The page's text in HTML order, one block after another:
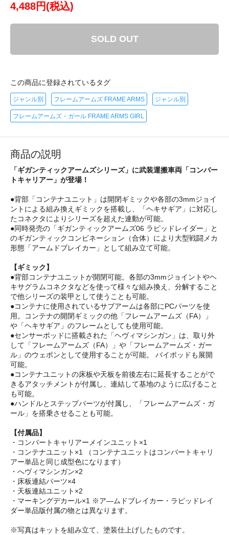
4,488円(税込)
SOLD OUT
この商品に登録されているタグ
ジャンル別 フレームアームズ FRAME ARMS ジャンル別
フレームアームズ・ガール FRAME ARMS GIRL
商品の説明
「ギガンティックアームズシリーズ」に武装運搬車両「コンバー
トキャリアー」が登場！
●背部「コンテナユニット」は開閉ギミックや各部の3mmジョイ
ントによる組み換えギミックを搭載し、「ヘキサギア」に対応し
たコネクタによりシリーズを超えた連動が可能。
●同時発売の「ギガンティックアームズ06 ラピッドレイダー」と
のギガンティックコンビネーション（合体）により大型戦闘メカ
形態「アームドブレイカー」として組み立て可能。
【ギミック】
●背部コンテナユニットが開閉可能。各部の3mmジョイントやヘ
キサグラムコネクタなどを使って様々な組み換え、分解すること
で他シリーズの装甲として使うことも可能。
●コンテナに使用されているサブアームは各部にPCパーツを使
用。コンテナの開閉ギミックの他「フレームアームズ（FA）」
や「ヘキサギア」のフレームとしても使用可能。
●センサーポッドに搭載された「ヘヴィマシンガン」は、取り外
して「フレームアームズ（FA）」や「フレームアームズ・ガー
ル」のウェポンとして使用することが可能。 バイポッドも展開
可能。
●コンテナユニットの床板や天板を前後左右に延長することがで
きるアタッチメントが付属し、連結して基地のように広げること
も可能。
●ハンドルとステップパーツが付属し、「フレームアームズ・ガ
ール」を搭乗させることも可能。
【付属品】
・コンバートキャリアーメインユニット×1
・コンテナユニット×1 （コンテナユニットはコンバートキャリ
アー単品と同じ成型色になります）
・へヴィマシンガン×2
・床板連結パーツ×4
・天板連結ユニット×2
・マーキングデカール×1 ※ア―ムドブレイカー・ラピッドレイ
ダー単品版付属の物とは異なります。
※写真はキットを組み立て、塗装仕上げしたものです。